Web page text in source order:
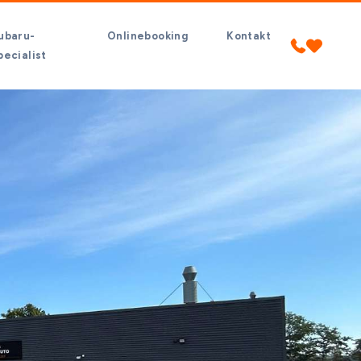
Onlinebooking Kontakt